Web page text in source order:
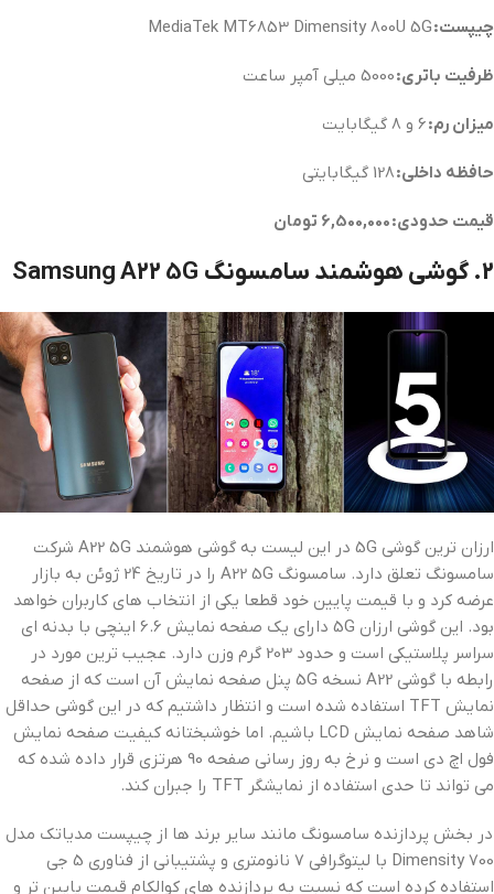
چیپست:
ظرفیت باتری:
میزان رم:
حافظه داخلی:
قیمت حدودی: 6,500,000 تومان
2. گوشی هوشمند سامسونگ Samsung A22 5G
ارزان ترین گوشی 5G در این لیست به گوشی هوشمند A22 5G شرکت
سامسونگ تعلق دارد. سامسونگ A22 5G را در تاریخ 24 ژوئن به بازار
عرضه کرد و با قیمت پایین خود قطعا یکی از انتخاب های کاربران خواهد
بود. این گوشی ارزان 5G دارای یک صفحه نمایش 6.6 اینچی با بدنه ای
سراسر پلاستیکی است و حدود 203 گرم وزن دارد. عجیب ترین مورد در
رابطه با گوشی A22 نسخه 5G پنل صفحه نمایش آن است که از صفحه
نمایش TFT استفاده شده است و انتظار داشتیم که در این گوشی حداقل
شاهد صفحه نمایش LCD باشیم. اما خوشبختانه کیفیت صفحه نمایش
فول اچ دی است و نرخ به روز رسانی صفحه 90 هرتزی قرار داده شده که
می تواند تا حدی استفاده از نمایشگر TFT را جبران کند.
در بخش پردازنده سامسونگ مانند سایر برند ها از چیپست مدیاتک مدل
Dimensity 700 با لیتوگرافی 7 نانومتری و پشتیبانی از فناوری 5 جی
استفاده کرده است که نسبت به پردازنده های کوالکام قیمت پایین تر و